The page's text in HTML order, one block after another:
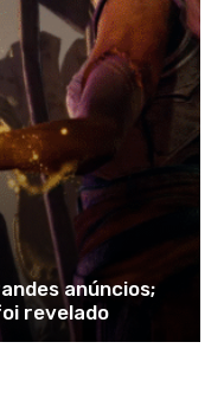
anúncios;
revelado